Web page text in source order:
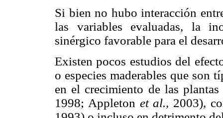
Si bien no hubo interacción
las variables evaluadas, la
sinérgico favorable para el
Existen pocos estudios del
o especies maderables que son
en el crecimiento de las
1998; Appleton et al., 2003),